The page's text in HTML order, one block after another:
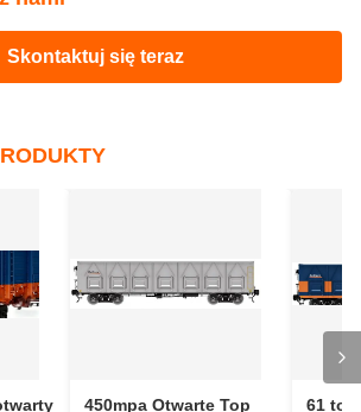
Skontaktuj się teraz
450mpa Otwarte Top
61